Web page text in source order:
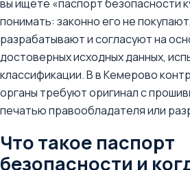
вы ищете «паспорт безопасности
понимать: законно его не
разрабатывают и согласуют на
достоверных исходных данных,
классификации. В в Кемерово
органы требуют оригинал с
печатью правообладателя или
Что такое паспорт
безопасности и